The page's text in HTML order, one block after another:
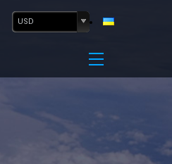
USD